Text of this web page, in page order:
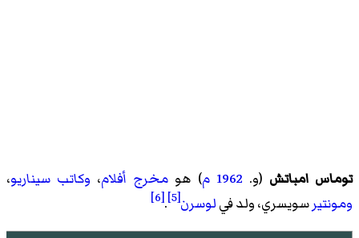
توماس امباتش (و. 1962 م) هو مخرج أفلام، وكاتب سيناريو،
ومونتيرسويسري، ولد فيلوسرن[5]
.
[6]